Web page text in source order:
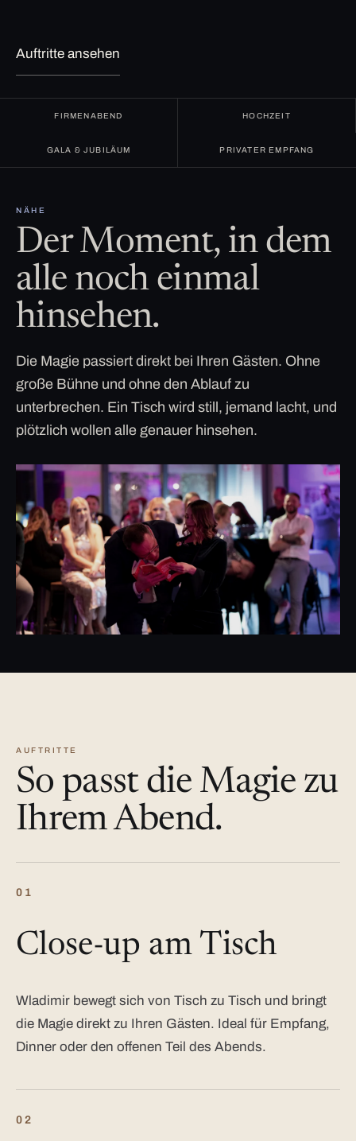
Auftritte ansehen
FIRMENABEND HOCHZEIT
GALA & JUBILÄUM PRIVATER EMPFANG
NÄHE
Der Moment, in dem
alle noch einmal
hinsehen.
Die Magie passiert direkt bei Ihren Gästen. Ohne
große Bühne und ohne den Ablauf zu
unterbrechen. Ein Tisch wird still, jemand lacht, und
plötzlich wollen alle genauer hinsehen.
AUFTRITTE
So passt die Magie zu
Ihrem Abend.
01
Close-up am Tisch
Wladimir bewegt sich von Tisch zu Tisch und bringt
die Magie direkt zu Ihren Gästen. Ideal für Empfang,
Dinner oder den offenen Teil des Abends.
02